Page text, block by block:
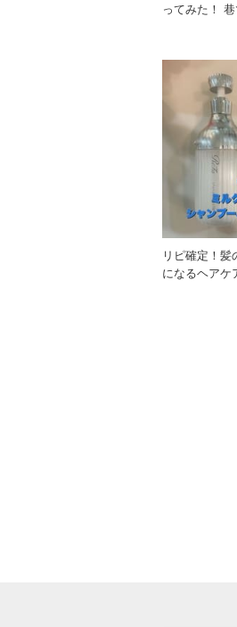
ってみた！ 巷で流行っているこの
リピ確定！髪
になるヘアケア